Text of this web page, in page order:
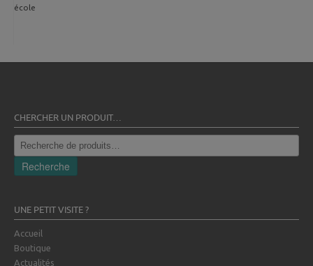
école
CHERCHER UN PRODUIT…
Recherche
pour :
Recherche
UNE PETIT VISITE ?
Accueil
Boutique
Actualités